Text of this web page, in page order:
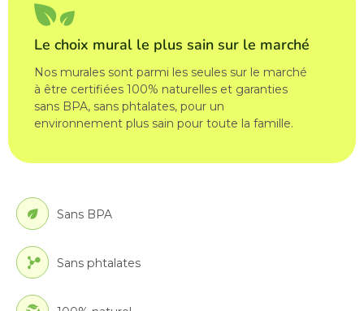
Le choix mural le plus sain sur le marché
Nos murales sont parmi les seules sur le marché
à être certifiées 100% naturelles et garanties
sans BPA, sans phtalates, pour un
environnement plus sain pour toute la famille.
Sans BPA
Sans phtalates